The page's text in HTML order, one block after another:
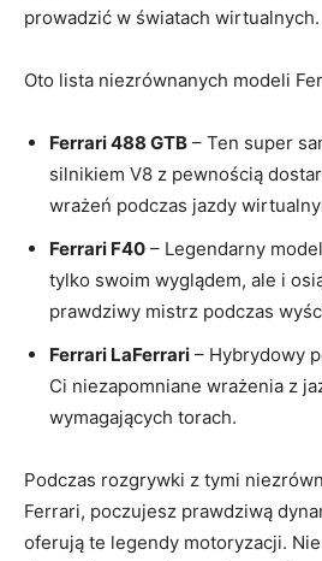
prowadzić ​w światach wirtualnych.
Oto lista‌ niezrównanych modeli
Ferrari 488 GTB – Ten ​super
silnikiem V8 z ‌pewnością
‌wrażeń podczas jazdy
Ferrari F40 – Legendarny
tylko swoim ⁢wyglądem, ale i
prawdziwy mistrz podczas
Ferrari LaFerrari – ‌Hybrydowy
Ci niezapomniane wrażenia z
‍wymagających ⁤torach.
Podczas ‍rozgrywki ‌z tymi
Ferrari, ⁤poczujesz prawdziwą
⁢oferują te legendy motoryzacji.⁤